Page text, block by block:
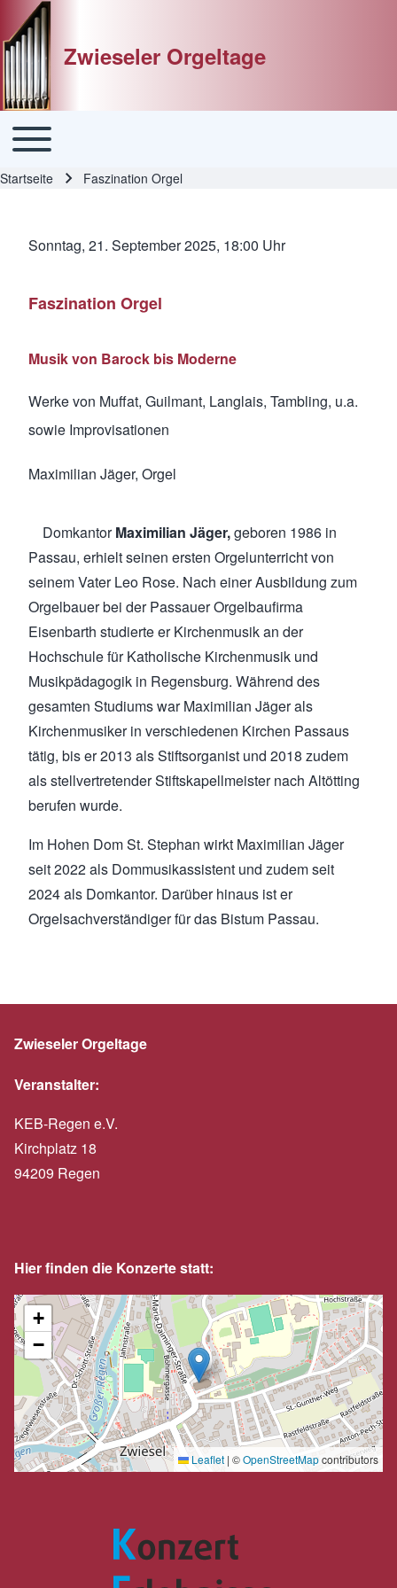
Zwieseler Orgeltage
Hauptnavigation
Toggle main menu
Startseite Faszination Orgel
Sonntag, 21. September 2025, 18:00 Uhr
Faszination Orgel
Musik von Barock bis Moderne
Werke von Muffat, Guilmant, Langlais, Tambling, u.a.
sowie Improvisationen
Maximilian Jäger, Orgel
DomkantorMaximilian Jäger,geboren 1986 in
Passau, erhielt seinen ersten Orgelunterricht von
seinem Vater Leo Rose. Nach einer Ausbildung zum
Orgelbauer bei der Passauer Orgelbaufirma
Eisenbarth studierte er Kirchenmusik an der
Hochschule für Katholische Kirchenmusik und
Musikpädagogik in Regensburg. Während des
gesamten Studiums war Maximilian Jäger als
Kirchenmusiker in verschiedenen Kirchen Passaus
tätig, bis er 2013 als Stiftsorganist und 2018 zudem
als stellvertretender Stiftskapellmeister nach Altötting
berufen wurde.
Im Hohen Dom St. Stephan wirkt Maximilian Jäger
seit 2022 als Dommusik­assistent und zudem seit
2024 als Domkantor. Darüber hinaus ist er
Orgelsachverständiger für das Bistum Passau.
Zwieseler Orgeltage
Veranstalter:
KEB-Regen e.V.
Kirchplatz 18
94209 Regen
Hier finden die Konzerte statt:
+
−
Leaflet | ©OpenStreetMapcontributors